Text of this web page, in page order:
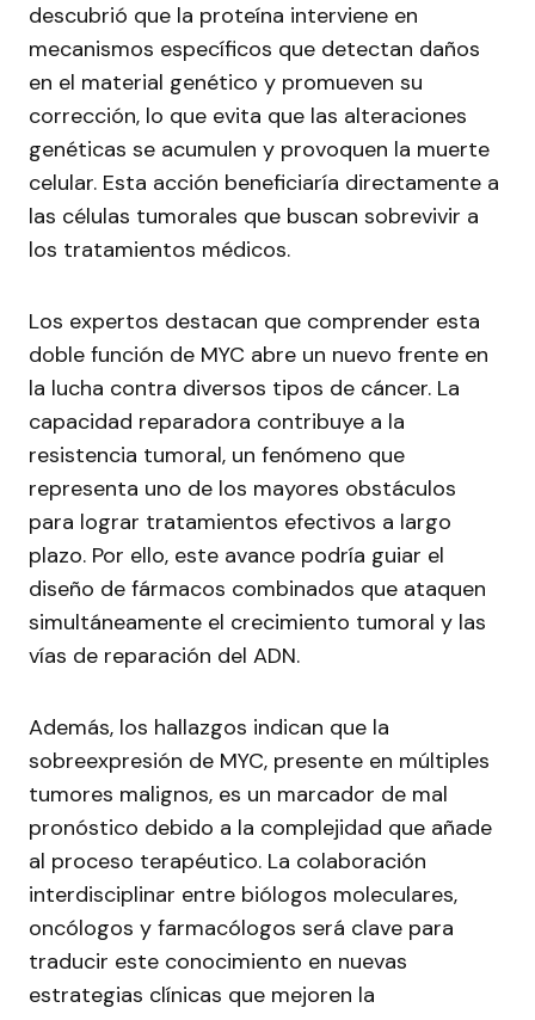
descubrió que la proteína interviene en
mecanismos específicos que detectan daños
en el material genético y promueven su
corrección, lo que evita que las alteraciones
genéticas se acumulen y provoquen la muerte
celular. Esta acción beneficiaría directamente a
las células tumorales que buscan sobrevivir a
los tratamientos médicos.
Los expertos destacan que comprender esta
doble función de MYC abre un nuevo frente en
la lucha contra diversos tipos de cáncer. La
capacidad reparadora contribuye a la
resistencia tumoral, un fenómeno que
representa uno de los mayores obstáculos
para lograr tratamientos efectivos a largo
plazo. Por ello, este avance podría guiar el
diseño de fármacos combinados que ataquen
simultáneamente el crecimiento tumoral y las
vías de reparación del ADN.
Además, los hallazgos indican que la
sobreexpresión de MYC, presente en múltiples
tumores malignos, es un marcador de mal
pronóstico debido a la complejidad que añade
al proceso terapéutico. La colaboración
interdisciplinar entre biólogos moleculares,
oncólogos y farmacólogos será clave para
traducir este conocimiento en nuevas
estrategias clínicas que mejoren la